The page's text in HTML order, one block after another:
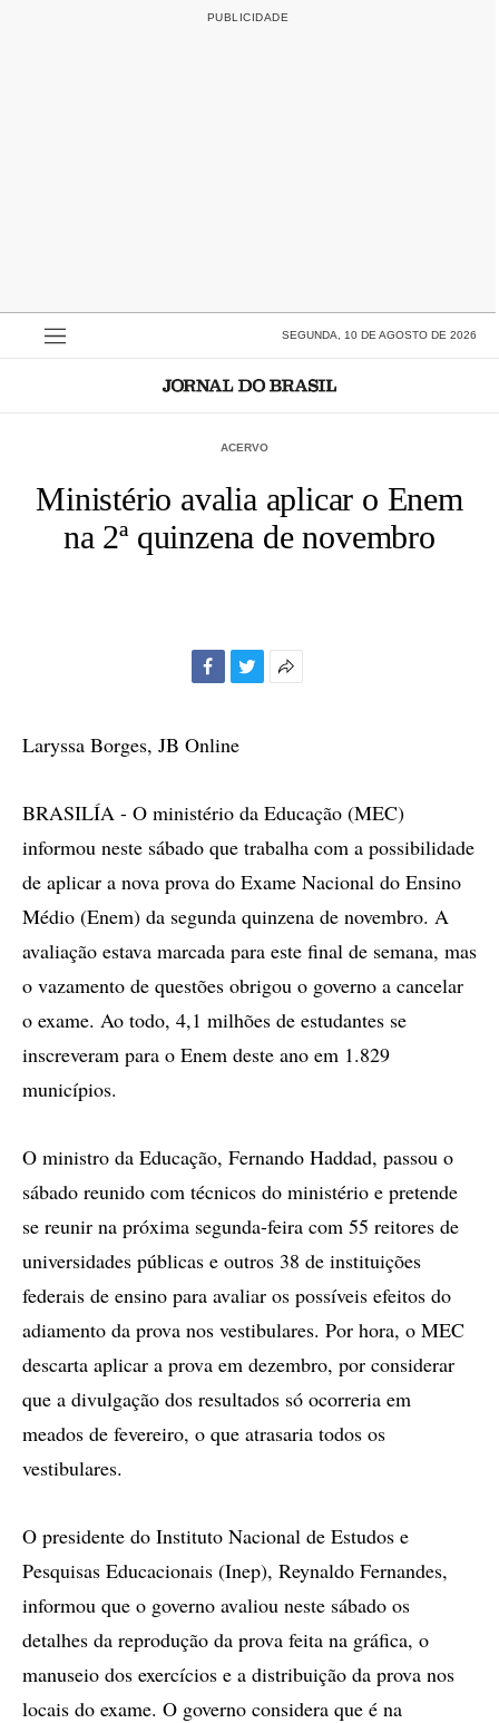
SEGUNDA, 10 DE AGOSTO DE 2026
ACERVO
Ministério avalia aplicar o Enem
na 2ª quinzena de novembro
Laryssa Borges, JB Online
BRASILÍA - O ministério da Educação (MEC)
informou neste sábado que trabalha com a possibilidade
de aplicar a nova prova do Exame Nacional do Ensino
Médio (Enem) da segunda quinzena de novembro. A
avaliação estava marcada para este final de semana, mas
o vazamento de questões obrigou o governo a cancelar
o exame. Ao todo, 4,1 milhões de estudantes se
inscreveram para o Enem deste ano em 1.829
municípios.
O ministro da Educação, Fernando Haddad, passou o
sábado reunido com técnicos do ministério e pretende
se reunir na próxima segunda-feira com 55 reitores de
universidades públicas e outros 38 de instituições
federais de ensino para avaliar os possíveis efeitos do
adiamento da prova nos vestibulares. Por hora, o MEC
descarta aplicar a prova em dezembro, por considerar
que a divulgação dos resultados só ocorreria em
meados de fevereiro, o que atrasaria todos os
vestibulares.
O presidente do Instituto Nacional de Estudos e
Pesquisas Educacionais (Inep), Reynaldo Fernandes,
informou que o governo avaliou neste sábado os
detalhes da reprodução da prova feita na gráfica, o
manuseio dos exercícios e a distribuição da prova nos
locais do exame. O governo considera que é na